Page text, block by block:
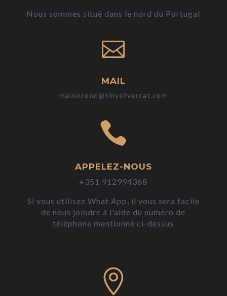
Nous sommes situé dans le nord du Portugal

MAIL
mainecoon@tinysilvercat.com

APPELEZ-NOUS
+351 912994368
Si vous utilisez What App, il vous sera facile
de nous joindre à l'aide du numéro de
téléphone mentionné ci-dessus
